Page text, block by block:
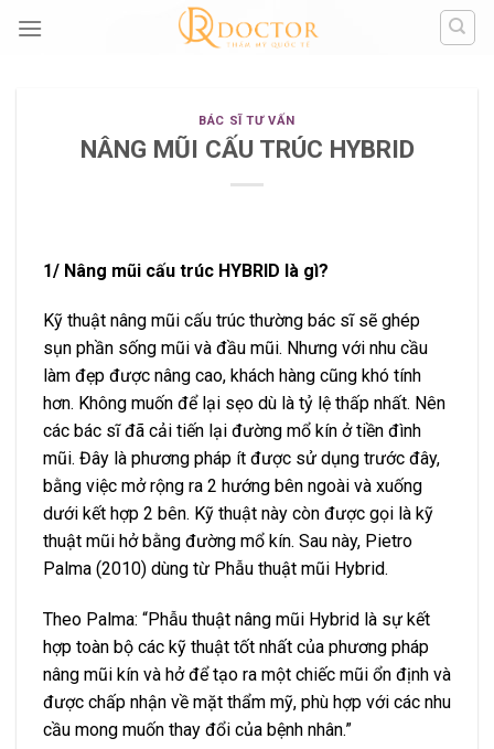
BÁC SĨ TƯ VẤN
NÂNG MŨI CẤU TRÚC HYBRID
1/ Nâng mũi cấu trúc HYBRID là gì?
Kỹ thuật nâng mũi cấu trúc thường bác sĩ sẽ ghép
sụn phần sống mũi và đầu mũi. Nhưng với nhu cầu
làm đẹp được nâng cao, khách hàng cũng khó tính
hơn. Không muốn để lại sẹo dù là tỷ lệ thấp nhất. Nên
các bác sĩ đã cải tiến lại đường mổ kín ở tiền đình
mũi. Đây là phương pháp ít được sử dụng trước đây,
bằng việc mở rộng ra 2 hướng bên ngoài và xuống
dưới kết hợp 2 bên. Kỹ thuật này còn được gọi là kỹ
thuật mũi hở bằng đường mổ kín. Sau này, Pietro
Palma (2010) dùng từ Phẫu thuật mũi Hybrid.
Theo Palma: “Phẫu thuật nâng mũi Hybrid là sự kết
hợp toàn bộ các kỹ thuật tốt nhất của phương pháp
nâng mũi kín và hở để tạo ra một chiếc mũi ổn định và
được chấp nhận về mặt thẩm mỹ, phù hợp với các nhu
cầu mong muốn thay đổi của bệnh nhân.”